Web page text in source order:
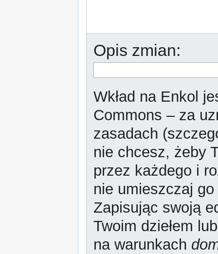
Opis zmian:
Wkład na Enkol
Commons – za
zasadach
nie chcesz, żeby
przez każdego i
nie umieszczaj
Zapisując swoją
Twoim dziełem
na warunkach